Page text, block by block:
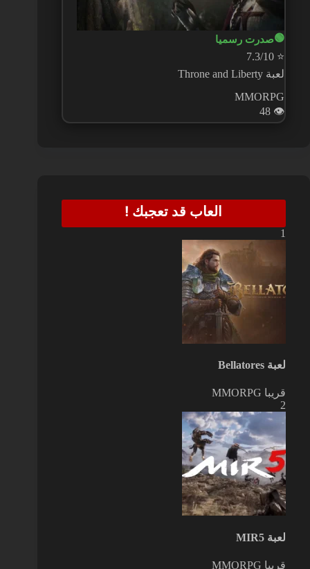
🟢صدرت رسميا
⭐
7.3/10
لعبة Throne and Liberty
MMORPG
👁️
48
العاب قد تعجبك !
1
لعبة Bellatores
قريبا MMORPG
2
لعبة MIR5
قريبا MMORPG